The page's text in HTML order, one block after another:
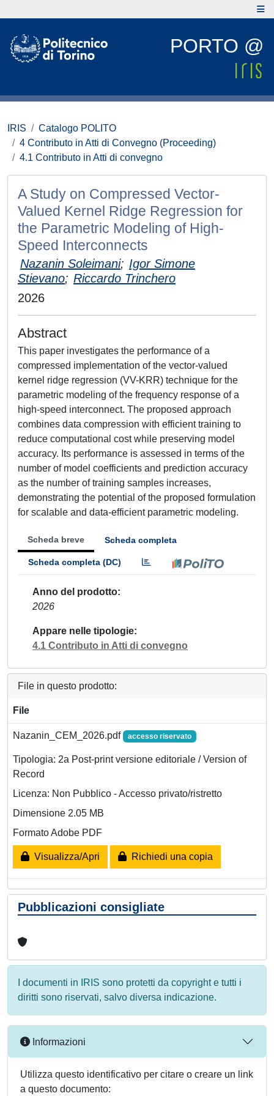
PORTO @
IRIS
Catalogo POLITO
4 Contributo in Atti di Convegno (Proceeding)
4.1 Contributo in Atti di convegno
A Study on Compressed Vector-
Valued Kernel Ridge Regression for
the Parametric Modeling of High-
Speed Interconnects
Nazanin Soleimani; Igor Simone
Stievano; Riccardo Trinchero
2026
Abstract
This paper investigates the performance of a
compressed implementation of the vector-valued
kernel ridge regression (VV-KRR) technique for the
parametric modeling of the frequency response of a
high-speed interconnect. The proposed approach
combines data compression with efficient training to
reduce computational cost while preserving model
accuracy. Its performance is assessed in terms of the
number of model coefficients and prediction accuracy
as the number of training samples increases,
demonstrating the potential of the proposed formulation
for scalable and data-efficient parametric modeling.
Scheda breve Scheda completa
Scheda completa (DC)
Anno del prodotto
2026
Appare nelle tipologie
4.1 Contributo in Atti di convegno
File in questo prodotto:
File
Nazanin_CEM_2026.pdf accesso riservato
Tipologia: 2a Post-print versione editoriale / Version of
Record
Licenza: Non Pubblico - Accesso privato/ristretto
Dimensione 2.05 MB
Formato Adobe PDF
Visualizza/Apri Richiedi una copia
Pubblicazioni consigliate
I documenti in IRIS sono protetti da copyright e tutti i
diritti sono riservati, salvo diversa indicazione.
Informazioni
Utilizza questo identificativo per citare o creare un link
a questo documento: